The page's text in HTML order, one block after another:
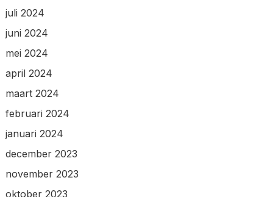
juli 2024
juni 2024
mei 2024
april 2024
maart 2024
februari 2024
januari 2024
december 2023
november 2023
oktober 2023